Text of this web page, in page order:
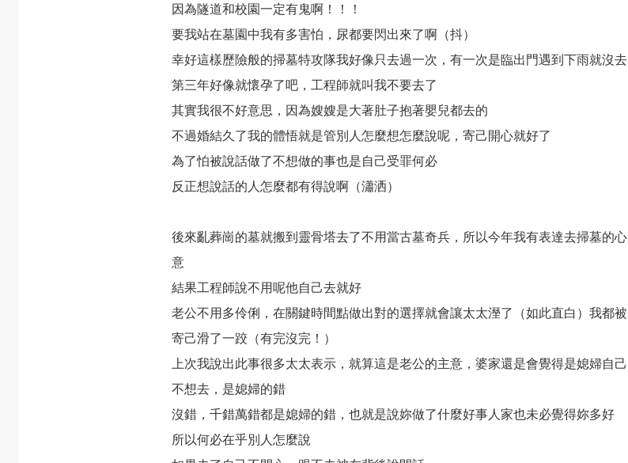
因為隧道和校園一定有鬼啊！！！
要我站在墓園中我有多害怕，尿都要閃出來了啊（抖）
幸好這樣歷險般的掃墓特攻隊我好像只去過一次，有一次是臨出門遇到下雨就沒去
第三年好像就懷孕了吧，工程師就叫我不要去了
其實我很不好意思，因為嫂嫂是大著肚子抱著嬰兒都去的
不過婚結久了我的體悟就是管別人怎麼想怎麼說呢，寄己開心就好了
為了怕被說話做了不想做的事也是自己受罪何必
反正想說話的人怎麼都有得說啊（瀟洒）
後來亂葬崗的墓就搬到靈骨塔去了不用當古墓奇兵，所以今年我有表達去掃墓的心
意
結果工程師說不用呢他自己去就好
老公不用多伶俐，在關鍵時間點做出對的選擇就會讓太太溼了（如此直白）我都被
寄己滑了一跤（有完沒完！）
上次我說出此事很多太太表示，就算這是老公的主意，婆家還是會覺得是媳婦自己
不想去，是媳婦的錯
沒錯，千錯萬錯都是媳婦的錯，也就是說妳做了什麼好事人家也未必覺得妳多好
所以何必在乎別人怎麼說